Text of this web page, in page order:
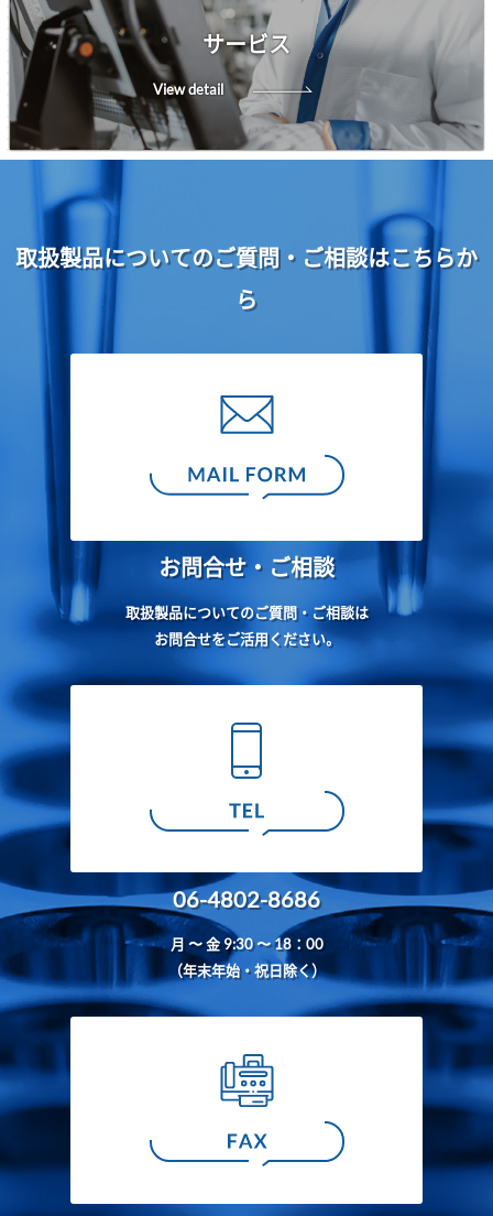
サービス
View detail
取扱製品についてのご質問・ご相談はこちらか
ら
お問合せ・ご相談
取扱製品についてのご質問・ご相談は
お問合せをご活用ください。
06-4802-8686
月 〜 金 9:30 〜 18：00
（年末年始・祝日除く）